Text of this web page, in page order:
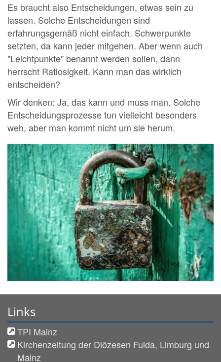
Es braucht also Entscheidungen, etwas sein zu
lassen. Solche Entscheidungen sind
erfahrungsgemäß nicht einfach. Schwerpunkte
setzten, da kann jeder mitgehen. Aber wenn auch
"Leichtpunkte" benannt werden sollen, dann
herrscht Ratlosigkeit. Kann man das wirklich
entscheiden?
Wir denken: Ja, das kann und muss man. Solche
Entscheidungsprozesse tun vielleicht besonders
weh, aber man kommt nicht um sie herum.
Links
TPI Mainz
Kirchenzeitung der Diözesen Fulda, Limburg und
Mainz